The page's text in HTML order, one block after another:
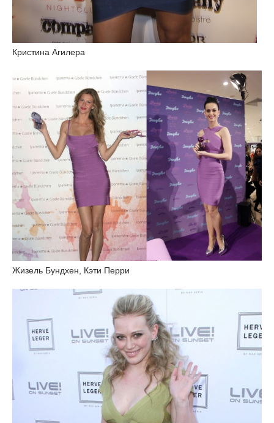
Кристина Агилера
Жизель Бундхен, Кэти Перри